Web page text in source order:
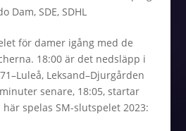
Dam, SDE, SDHL
för damer igång med de
18:00 är det nedsläpp i
Leksand–Djurgården
senare, 18:05, startar
här spelas SM-slutspelet 2023: